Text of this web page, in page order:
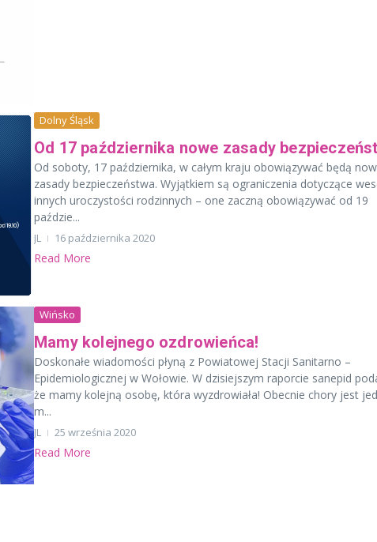
Dolny Śląsk
Od 17 października nowe zasady
Od soboty, 17 października, w całym kraju obowiązywać będą
zasady bezpieczeństwa. Wyjątkiem są ograniczenia dotyczące
innych uroczystości rodzinnych – one zaczną obowiązywać od 19
paździe...
JL 16 października 2020
Read More
Wińsko
Mamy kolejnego ozdrowieńca!
Doskonałe wiadomości płyną z Powiatowej Stacji Sanitarno –
Epidemiologicznej w Wołowie. W dzisiejszym raporcie sanepid
że mamy kolejną osobę, która wyzdrowiała! Obecnie chory jest
m...
JL 25 września 2020
Read More